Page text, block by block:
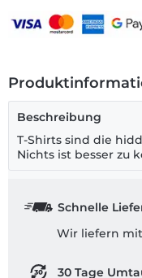
Beschreibung
T-Shirts sind die
Nichts ist besser zu
Schnelle
Wir liefern mit
30 Tage